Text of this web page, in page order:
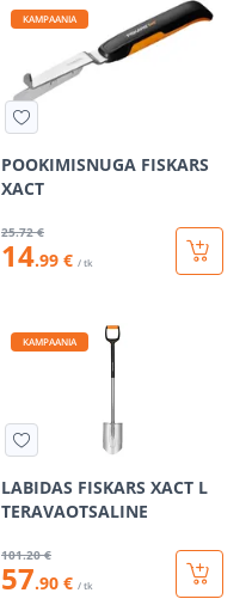
KAMPAANIA
POOKIMISNUGA FISKARS
XACT
25.72 €
14.99 € / tk
KAMPAANIA
LABIDAS FISKARS XACT L
TERAVAOTSALINE
101.20 €
57.90 € / tk